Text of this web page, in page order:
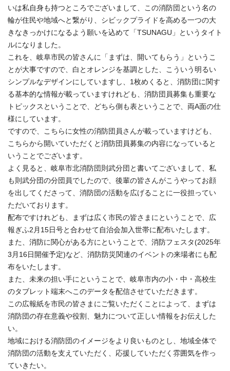
いは私自身も持つところでございまして、この消防団という名の
輪が住民や地域へと繋がり、シビックプライドを高める一つの大
きなきっかけになるよう願いを込めて「TSUNAGU」というタイト
ルになりました。
これを、岐阜市民の皆さんに「まずは、開いてもらう」というこ
とが大事ですので、白とオレンジを基調とした、こういう明るい
シンプルなデザインにしていますし、1枚めくると、消防団に関す
る基本的な情報が載っていますけれども、消防団員募集も重要な
トピックスということで、どちら側も表ということで、両A面の仕
様にしています。
ですので、こちらに女性の消防団員さんが載っていますけども、
こちらから開いていただくと消防団員募集の内容になっていると
いうことでございます。
よく見ると、岐阜市北消防団則武分団と書いてございまして、私
も則武分団の分団員でしたので、後輩の皆さんがこうやってお顔
を出してくださって、消防団の活動を広げることに一役担ってい
ただいております。
配布ですけれども、まずは広く市民の皆さまにということで、広
報ぎふ2月15日号と合わせて自治会加入世帯に配布いたします。
また、消防に関心がある方にということで、消防フェスタ(2025年
3月16日開催予定)など、消防防災関連のイベントの来場者にも配
布をいたします。
また、未来の担い手にということで、岐阜市内の小・中・高校生
のタブレット端末へこのデータを配信させていただきます。
この広報紙を市民の皆さまにご覧いただくことによって、まずは
消防団の存在意義や役割、魅力について正しい情報をお伝えした
い。
地域における消防団のイメージをより良いものとし、地域全体で
消防団の活動を支えていただく、応援していただく雰囲気を作っ
ていきたい。